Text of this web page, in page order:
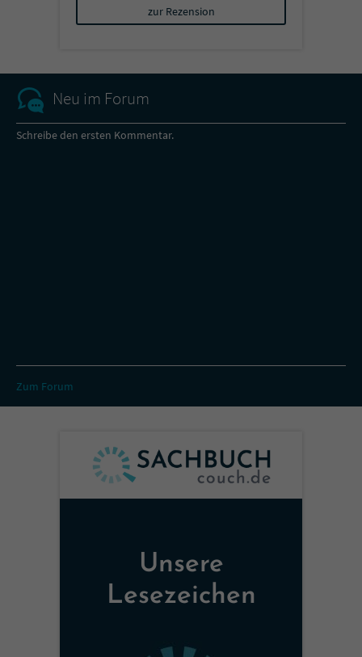
zur Rezension
Neu im Forum
Schreibe den ersten Kommentar.
Zum Forum
Unsere
Lesezeichen